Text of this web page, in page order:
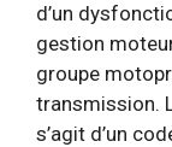
d’un
gestion
groupe
transmission.
s’agit d’un